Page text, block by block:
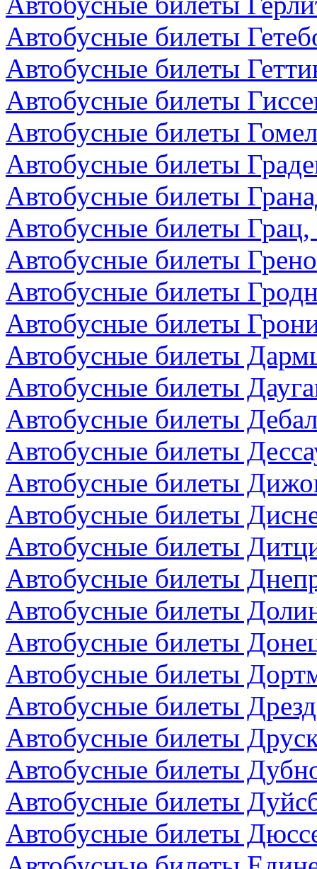
Автобусные билеты
Автобусные билеты
Автобусные билеты
Автобусные билеты
Автобусные билеты
Автобусные билеты
Автобусные билеты
Автобусные билеты
Автобусные билеты
Автобусные билеты
Автобусные билеты
Автобусные билеты
Автобусные билеты
Автобусные билеты
Автобусные билеты
Автобусные билеты
Автобусные билеты
Автобусные билеты
Автобусные билеты
Автобусные билеты
Автобусные билеты
Автобусные билеты
Автобусные билеты
Автобусные билеты
Автобусные билеты
Автобусные билеты